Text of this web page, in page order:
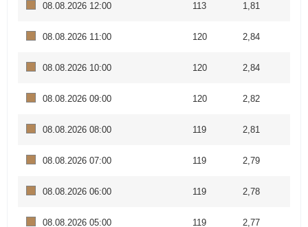
08.08.2026 12:00 113 1,81
08.08.2026 11:00 120 2,84
08.08.2026 10:00 120 2,84
08.08.2026 09:00 120 2,82
08.08.2026 08:00 119 2,81
08.08.2026 07:00 119 2,79
08.08.2026 06:00 119 2,78
08.08.2026 05:00 119 2,77